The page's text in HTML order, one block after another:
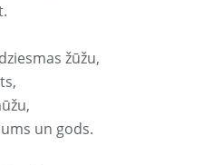
žūžu,
un gods.